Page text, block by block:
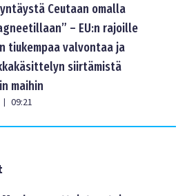
Ceutaan omalla
– EU:n rajoille
tiukempaa valvontaa ja
siirtämistä
maihin
| 09:21